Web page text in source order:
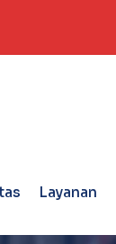
Layanan